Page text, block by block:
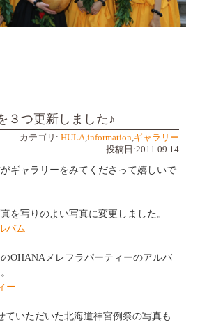
３つ更新しました♪
カテゴリ: HULA information ギャラリー
投稿日:2011.09.14
ギャラリーをみてくださって嬉しいで
を写りのよい写真に変更しました。
バム
OHANAメレフラパーティーのアルバ
ー
ていただいた北海道神宮例祭の写真も